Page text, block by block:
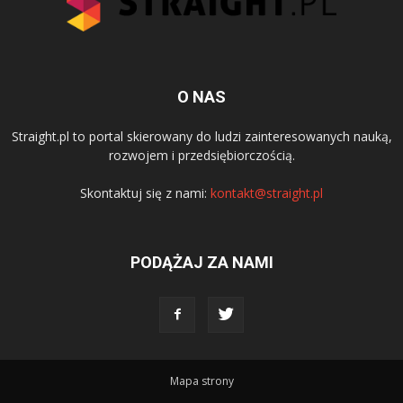
O NAS
Straight.pl to portal skierowany do ludzi zainteresowanych nauką,
rozwojem i przedsiębiorczością.
Skontaktuj się z nami: kontakt@straight.pl
PODĄŻAJ ZA NAMI
Mapa strony